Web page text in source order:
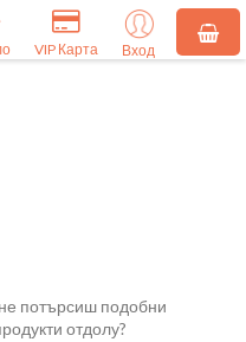
VIP Карта Вход
потърсиш подобни
отдолу?